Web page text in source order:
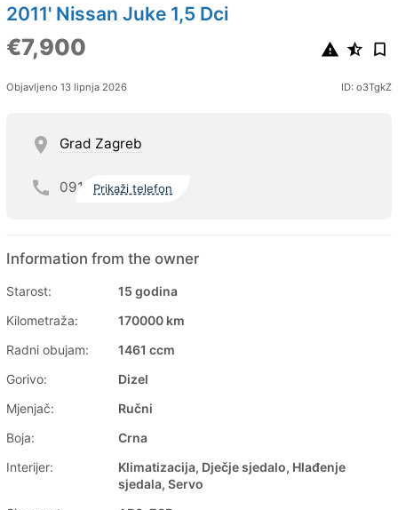
2011' Nissan Juke 1,5 Dci
€7,900
Objavljeno 13 lipnja 2026 ID: o3TgkZ
Grad Zagreb
091 Prikaži telefon
Information from the owner
Starost:
15 godina
Kilometraža:
170000 km
Radni obujam:
1461 ccm
Gorivo:
Dizel
Mjenjač:
Ručni
Boja:
Crna
Interijer:
Klimatizacija, Dječje sjedalo, Hlađenje
sjedala, Servo